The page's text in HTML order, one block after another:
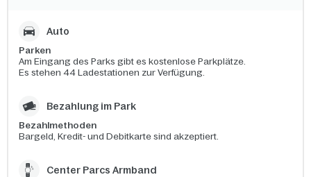
Auto
Parken
Am Eingang des Parks gibt es kostenlose Parkplätze.
Es stehen 44 Ladestationen zur Verfügung.
Bezahlung im Park
Bezahlmethoden
Bargeld, Kredit- und Debitkarte sind akzeptiert.
Center Parcs Armband